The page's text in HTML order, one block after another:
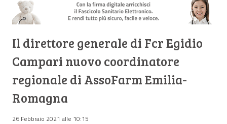
Il direttore generale di Fcr Egidio
Campari nuovo coordinatore
regionale di AssoFarm Emilia-
Romagna
26 Febbraio 2021 alle 10:15